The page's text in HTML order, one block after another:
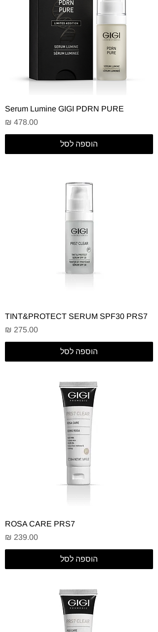
Serum Lumine GIGI PDRN PURE
מחיר
הוספה לסל
TINT&PROTECT SERUM SPF30 PRS7
מחיר
הוספה לסל
ROSA CARE PRS7
מחיר
הוספה לסל